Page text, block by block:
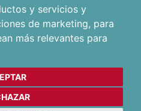
y servicios y
de marketing, para
más relevantes para